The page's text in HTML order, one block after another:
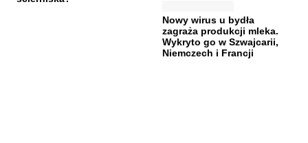
Nowy wirus u bydła
zagraża produkcji mleka.
Wykryto go w Szwajcarii,
Niemczech i Francji